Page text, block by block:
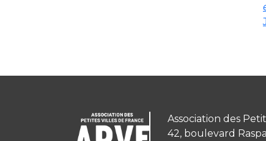
Association des
42, boulevard